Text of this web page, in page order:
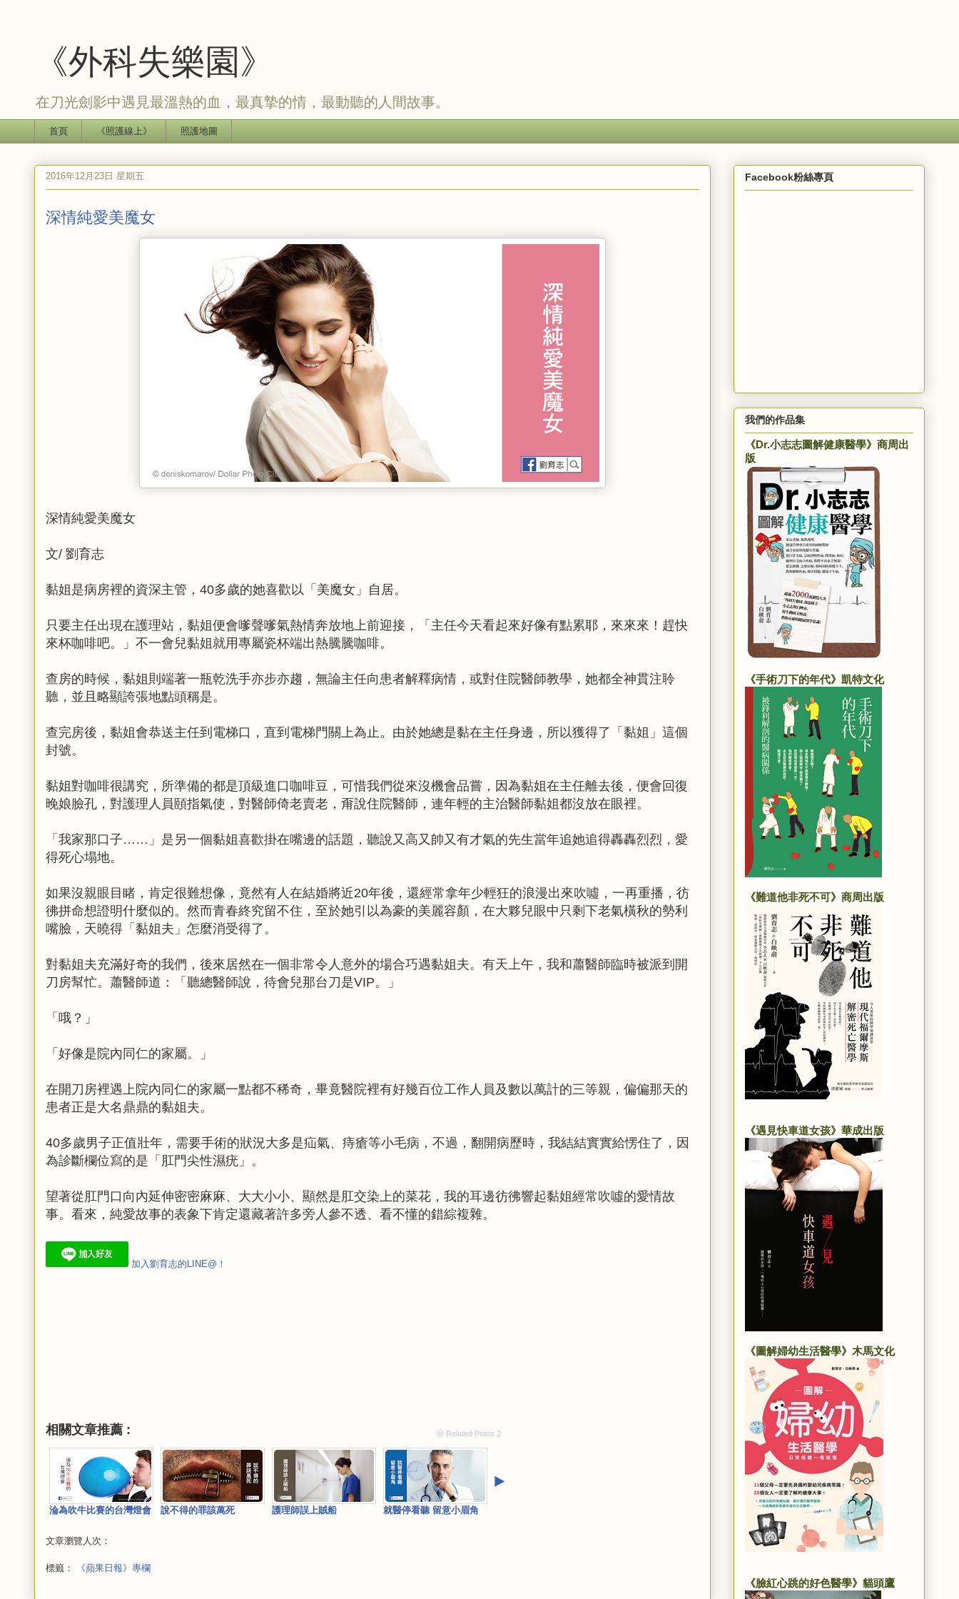
《外科失樂園》
在刀光劍影中遇見最溫熱的血，最真摯的情，最動聽的人間故事。
首頁 《照護線上》 照護地圖
2016年12月23日 星期五
深情純愛美魔女
深情純愛美魔女
文/ 劉育志
黏姐是病房裡的資深主管，40多歲的她喜歡以「美魔女」自居。
只要主任出現在護理站，黏姐便會嗲聲嗲氣熱情奔放地上前迎接，「主任今天看起來好像有點累耶，來來來！趕快
來杯咖啡吧。」不一會兒黏姐就用專屬瓷杯端出熱騰騰咖啡。
查房的時候，黏姐則端著一瓶乾洗手亦步亦趨，無論主任向患者解釋病情，或對住院醫師教學，她都全神貫注聆
聽，並且略顯誇張地點頭稱是。
查完房後，黏姐會恭送主任到電梯口，直到電梯門關上為止。由於她總是黏在主任身邊，所以獲得了「黏姐」這個
封號。
黏姐對咖啡很講究，所準備的都是頂級進口咖啡豆，可惜我們從來沒機會品嘗，因為黏姐在主任離去後，便會回復
晚娘臉孔，對護理人員頤指氣使，對醫師倚老賣老，甭說住院醫師，連年輕的主治醫師黏姐都沒放在眼裡。
「我家那口子……」是另一個黏姐喜歡掛在嘴邊的話題，聽說又高又帥又有才氣的先生當年追她追得轟轟烈烈，愛
得死心塌地。
如果沒親眼目睹，肯定很難想像，竟然有人在結婚將近20年後，還經常拿年少輕狂的浪漫出來吹噓，一再重播，彷
彿拼命想證明什麼似的。然而青春終究留不住，至於她引以為豪的美麗容顏，在大夥兒眼中只剩下老氣橫秋的勢利
嘴臉，天曉得「黏姐夫」怎麼消受得了。
對黏姐夫充滿好奇的我們，後來居然在一個非常令人意外的場合巧遇黏姐夫。有天上午，我和蕭醫師臨時被派到開
刀房幫忙。蕭醫師道：「聽總醫師說，待會兒那台刀是VIP。」
「哦？」
「好像是院內同仁的家屬。」
在開刀房裡遇上院內同仁的家屬一點都不稀奇，畢竟醫院裡有好幾百位工作人員及數以萬計的三等親，偏偏那天的
患者正是大名鼎鼎的黏姐夫。
40多歲男子正值壯年，需要手術的狀況大多是疝氣、痔瘡等小毛病，不過，翻開病歷時，我結結實實給愣住了，因
為診斷欄位寫的是「肛門尖性濕疣」。
望著從肛門口向內延伸密密麻麻、大大小小、顯然是肛交染上的菜花，我的耳邊彷彿響起黏姐經常吹噓的愛情故
事。看來，純愛故事的表象下肯定還藏著許多旁人參不透、看不懂的錯綜複雜。
加入劉育志的LINE@！
相關文章推薦 : ⓦ Related Posts 2
淪為吹牛比賽的台灣燈會 說不得的罪該萬死 護理師誤上賊船 就醫停看聽 留意小眉角
‣
文章瀏覽人次：
標籤： 《蘋果日報》專欄
Facebook粉絲專頁
我們的作品集
《Dr.小志志圖解健康醫學》商周出
版
《手術刀下的年代》凱特文化
《難道他非死不可》商周出版
《遇見快車道女孩》華成出版
《圖解婦幼生活醫學》木馬文化
《臉紅心跳的好色醫學》貓頭鷹